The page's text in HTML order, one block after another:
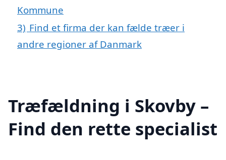
Kommune
3) Find et firma der kan fælde træer i
andre regioner af Danmark
Træfældning i Skovby –
Find den rette specialist